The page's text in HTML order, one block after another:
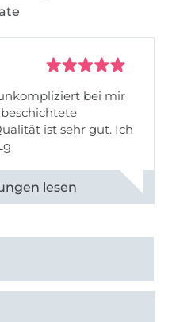
bei mir
ist sehr gut. Ich
ansehen